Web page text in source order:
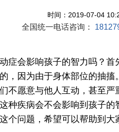
时间：2019-07-04
全国统一电话咨询：
会影响孩子的智力吗？首
，因为由于身体部位的抽搐
不愿意与他人互动，甚至
种疾病会不会影响到孩子
个问题，希望可以帮助到大